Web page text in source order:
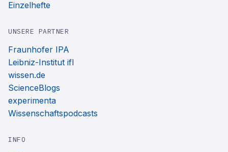
Einzelhefte
UNSERE PARTNER
Fraunhofer IPA
Leibniz-Institut ifl
wissen.de
ScienceBlogs
experimenta
Wissenschaftspodcasts
INFO